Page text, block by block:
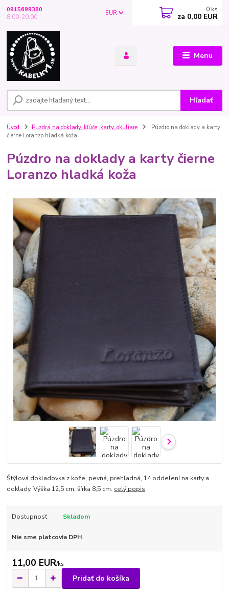
Menu
EUR
Hľadať
0915699380
8.00-20.00
0 ks
za 0,00 EUR
Úvod Puzdrá na doklady, kľúče, karty, okuliare
Púzdro na doklady a karty
čierne Loranzo hladká koža
Púzdro na doklady a karty čierne
Loranzo hladká koža
Štýlová dokladovka z kože, pevná, prehľadná, 14 oddelení na karty a
doklady. Výška 12,5 cm, šírka 8,5 cm. celý popis
Dostupnosť Skladom
Nie sme platcovia DPH
11,00 EUR/ks
Pridať do košíka